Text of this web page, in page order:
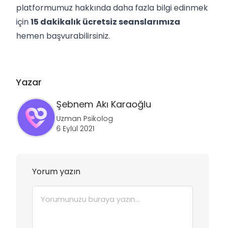
platformumuz hakkında daha fazla bilgi edinmek
için15 dakikalık ücretsiz seanslarımıza
hemen başvurabilirsiniz.
Yazar
Şebnem Akı Karaoğlu
Uzman Psikolog
6 Eylül 2021
Yorum yazın